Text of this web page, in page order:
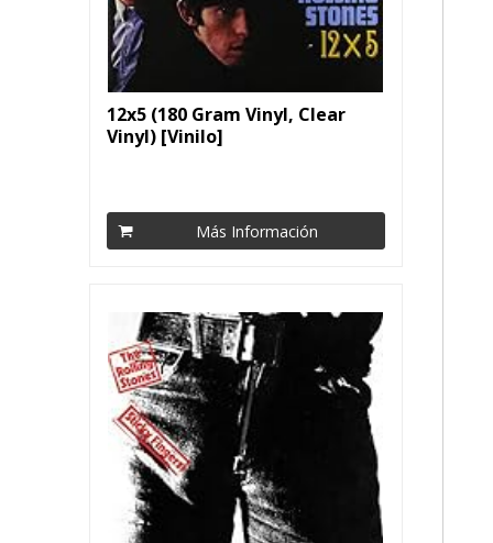
12x5 (180 Gram Vinyl, Clear
Vinyl) [Vinilo]
Más Información